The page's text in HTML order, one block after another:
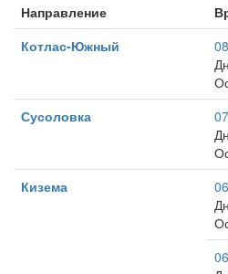
Направление
Котлас-Южный
Сусоловка
Кизема